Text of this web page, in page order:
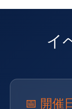
イ
📅 開催